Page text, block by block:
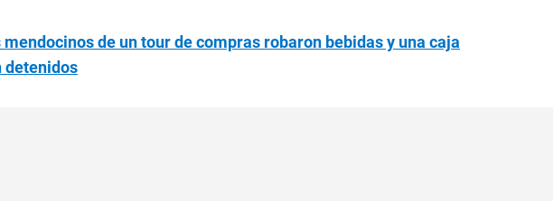
mendocinos de un tour de compras robaron bebidas y una caja
detenidos